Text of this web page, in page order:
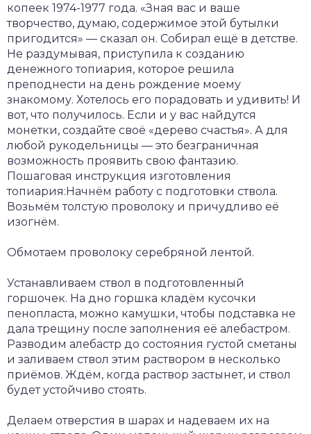
копеек 1974-1977 года. «Зная вас и ваше
творчество, думаю, содержимое этой бутылки
пригодится» — сказал он. Собирал ещё в детстве.
Не раздумывая, приступила к созданию
денежного топиария, которое решила
преподнести на день рождение моему
знакомому. Хотелось его порадовать и удивить! И
вот, что получилось. Если и у вас найдутся
монетки, создайте своё «дерево счастья». А для
любой рукодельницы — это безграничная
возможность проявить свою фантазию.
Пошаговая инструкция изготовления
топиария:Начнём работу с подготовки ствола.
Возьмём толстую проволоку и причудливо её
изогнём.
Обмотаем проволоку серебряной лентой.
Устанавливаем ствол в подготовленный
горшочек. На дно горшка кладём кусочки
пенопласта, можно камушки, чтобы подставка не
дала трещину после заполнения её алебастром.
Разводим алебастр до состояния густой сметаны
и заливаем ствол этим раствором в несколько
приёмов. Ждём, когда раствор застынет, и ствол
будет устойчиво стоять.
Делаем отверстия в шарах и надеваем их на